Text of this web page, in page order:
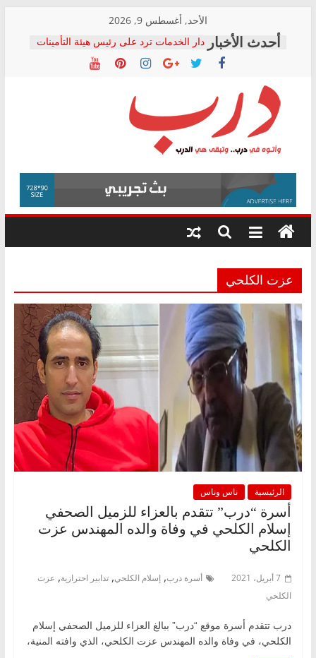
content
الأحد, أغسطس 9, 2026
دار الخدمات ترد على رئيس هيئة التأمينات
بعد مؤتمره الصحفي: إنكار الأزمة لا ينهي
معاناة أصحاب المعاشات.. ونطالب بكشف
فرحات سليمان يكتب: القطاع الصحي إلى
أين؟
حزب التحالف الشعبي يطلق لجنة “الحق
في الصحة” بالإسكندرية لرصد الانتهاكات
ودعم المرضى
الوزاري لمدينة الصحفيين.. وانتهاء أعمال
إنشاء المبنى الإداري
المجلس القومي لحقوق الإنسان يعلن
متابعة قضية الدكتور محمد زهران.. ويؤكد:
قرينة البراءة وضمانات المحاكمة العادلة
درب
وأتوه
درب..
وتبقى
هي
عزت الكلحي
الرئيسية ناس وناس
أسرة “درب” تتقدم بالعزاء للزميل الصحفي
إسلام الكلحي في وفاة والده المهندس عزت
الكلحي
7 أبريل، 2021 أسرة درب, إسلام الكلحي, تدابير احترازية, عزت
الكلحي
درب تتقدم أسرة موقع “درب” ببالغ العزاء للزميل الصحفي إسلام
الكلحي، في وفاة والده المهندس عزت الكلحي، الذي وافته المنية،